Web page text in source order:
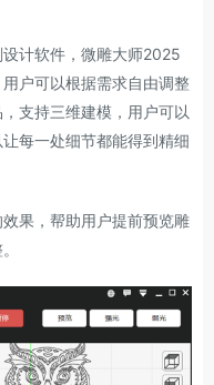
计软件，微雕大师2025
户可以根据需求自由调整
支持三维建模，用户可以
每一处细节都能得到精细
果，帮助用户提前预览雕